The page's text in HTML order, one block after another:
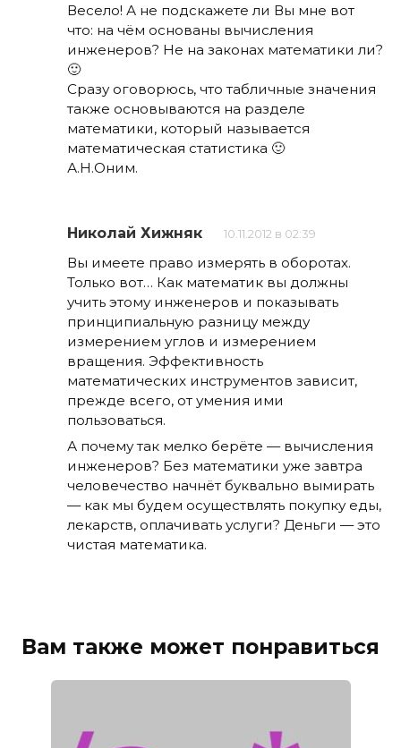
Весело! А не подскажете ли Вы мне вот
что: на чём основаны вычисления
инженеров? Не на законах математики ли?
🙂
Сразу оговорюсь, что табличные значения
также основываются на разделе
математики, который называется
математическая статистика 🙂
А.Н.Оним.
Николай Хижняк 10.11.2012 в 02:39
Вы имеете право измерять в оборотах.
Только вот… Как математик вы должны
учить этому инженеров и показывать
принципиальную разницу между
измерением углов и измерением
вращения. Эффективность
математических инструментов зависит,
прежде всего, от умения ими
пользоваться.
А почему так мелко берёте — вычисления
инженеров? Без математики уже завтра
человечество начнёт буквально вымирать
— как мы будем осуществлять покупку еды,
лекарств, оплачивать услуги? Деньги — это
чистая математика.
Вам также может понравиться